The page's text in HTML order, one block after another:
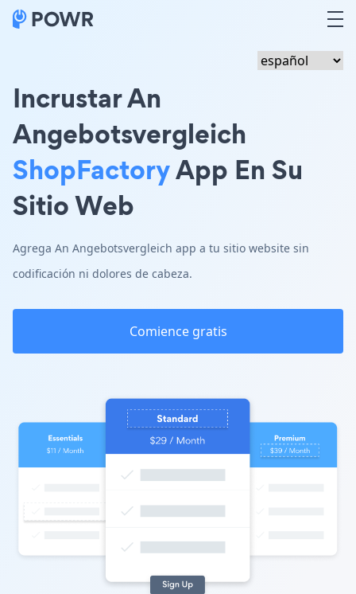
Incrustar An
Angebotsvergleich
ShopFactoryApp En Su
Sitio Web
Agrega An Angebotsvergleich app a tu sitio website sin
codificación ni dolores de cabeza.
Comience gratis